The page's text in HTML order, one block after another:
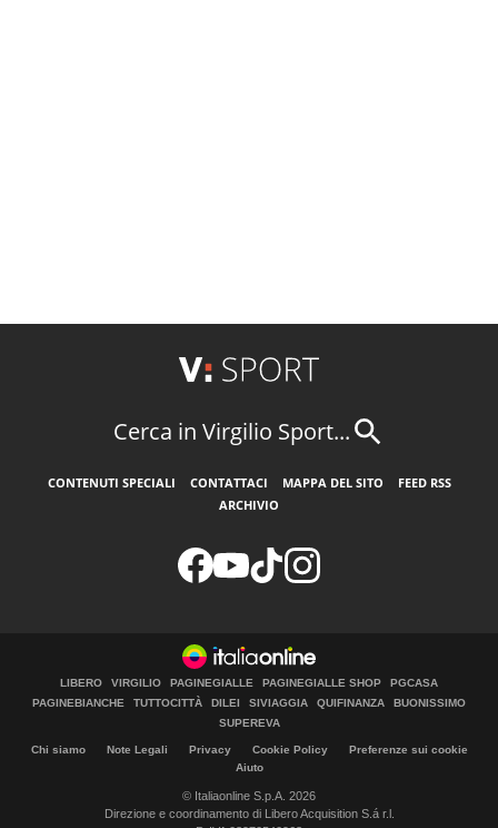
Cerca in Virgilio Sport...
CONTENUTI SPECIALI CONTATTACI MAPPA DEL SITO
FEED RSS
ARCHIVIO
LIBERO VIRGILIO PAGINEGIALLE PAGINEGIALLE SHOP
PGCASA
PAGINEBIANCHE
TUTTOCITTÀ DILEI SIVIAGGIA QUIFINANZA
BUONISSIMO
SUPEREVA
Chi siamo Note Legali Privacy Cookie Policy
Preferenze sui cookie
Aiuto
© Italiaonline S.p.A. 2026
Direzione e coordinamento di Libero Acquisition S.á r.l.